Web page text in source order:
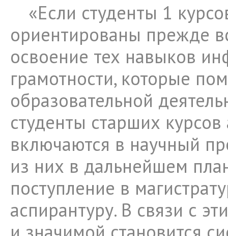
«Если студенты 1
ориентированы прежде
освоение тех навыков
грамотности, которые
образовательной
студенты старших курсов
включаются в научный
из них в дальнейшем
поступление в
аспирантуру. В связи с